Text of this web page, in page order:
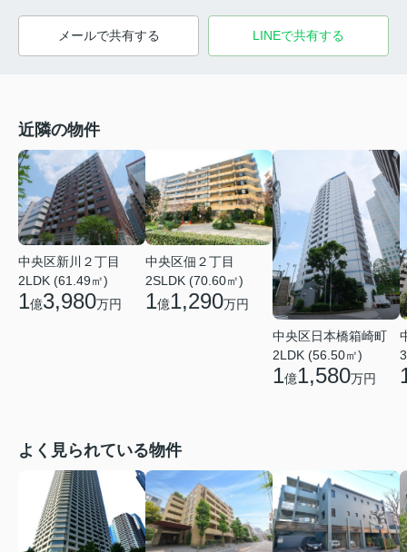
メールで共有する LINEで共有する
近隣の物件
中央区新川２丁目
2LDK (61.49㎡)
1億3,980万円
中央区佃２丁目
2SLDK (70.60㎡)
1億1,290万円
中央区日本橋箱崎町
2LDK (56.50㎡)
1億1,580万円
よく見られている物件